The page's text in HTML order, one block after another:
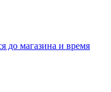
до магазина и время